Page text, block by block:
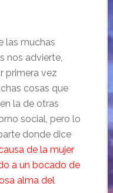
las muchas
nos advierte,
primera vez
cosas que
la de otras
social, pero lo
donde dice
de la mujer
a un bocado de
alma del